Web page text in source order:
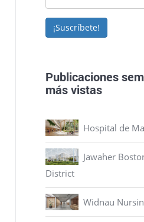
¡Suscríbete!
Publicaciones
más vistas
Hospital de
Jawaher
District
Widnau